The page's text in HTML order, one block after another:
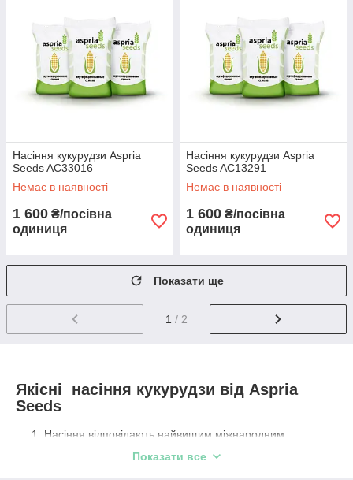
Насіння кукурудзи Aspria
Seeds AC33016
Немає в наявності
1 600 ₴/посівна
одиниця
Насіння кукурудзи Aspria
Seeds AC13291
Немає в наявності
1 600 ₴/посівна
одиниця
Показати ще
1 / 2
Якісні насіння кукурудзи від Aspria
Seeds
Насіння відповідають найвищим міжнародним
сертифікатами, але і численними нагородами та
Показати все